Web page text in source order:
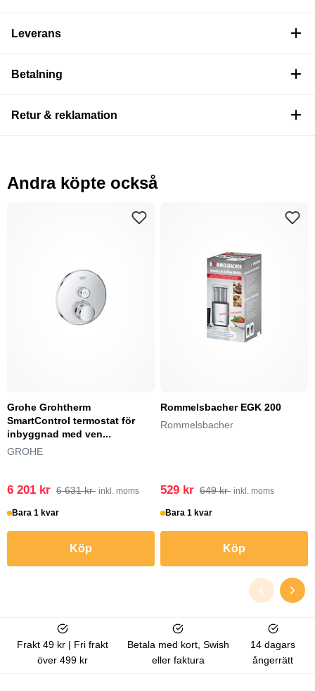
Leverans
Betalning
Retur & reklamation
Andra köpte också
Grohe Grohtherm
SmartControl termostat för
inbyggnad med ven...
GROHE
6 201 kr 6 631 kr inkl. moms
Bara 1 kvar
Köp
Rommelsbacher EGK 200
Rommelsbacher
529 kr 649 kr inkl. moms
Bara 1 kvar
Köp
Frakt 49 kr | Fri frakt
över 499 kr
Betala med kort, Swish
eller faktura
14 dagars
ångerrätt